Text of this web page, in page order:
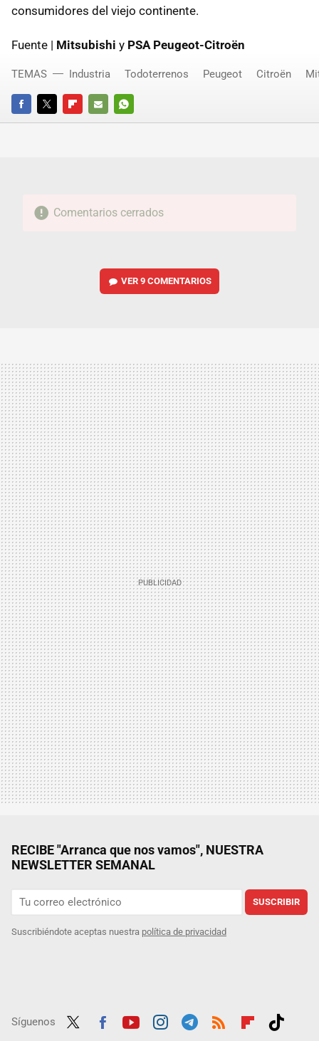
consumidores del viejo continente.
Fuente | Mitsubishi y PSA Peugeot-Citroën
FACEBOOKTWITTERFLIPBOARD
E-
WHATSAPP
TEMAS Industria Todoterrenos Peugeot Citroën
Comentarios cerrados
VER9 COMENTARIOS
RECIBE "Arranca que nos vamos", NUESTRA
NEWSLETTER SEMANAL
SUSCRIBIR
Suscribiéndote aceptas nuestra política de privacidad
Síguenos